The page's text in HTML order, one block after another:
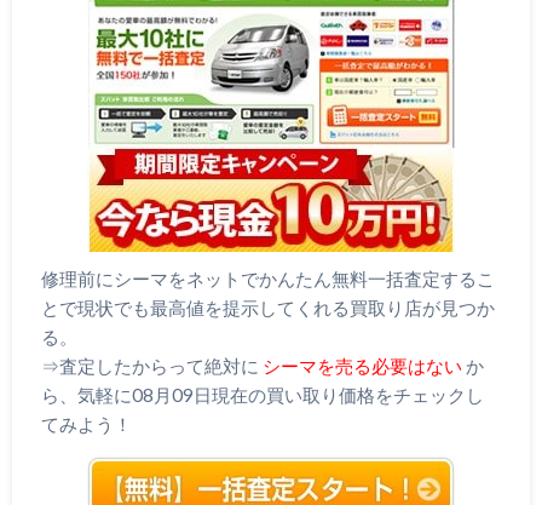
修理前にシーマをネットでかんたん無料一括査定するこ
とで現状でも最高値を提示してくれる買取り店が見つか
る。
⇒査定したからって絶対に シーマを売る必要はない か
ら、気軽に08月09日現在の買い取り価格をチェックし
てみよう！